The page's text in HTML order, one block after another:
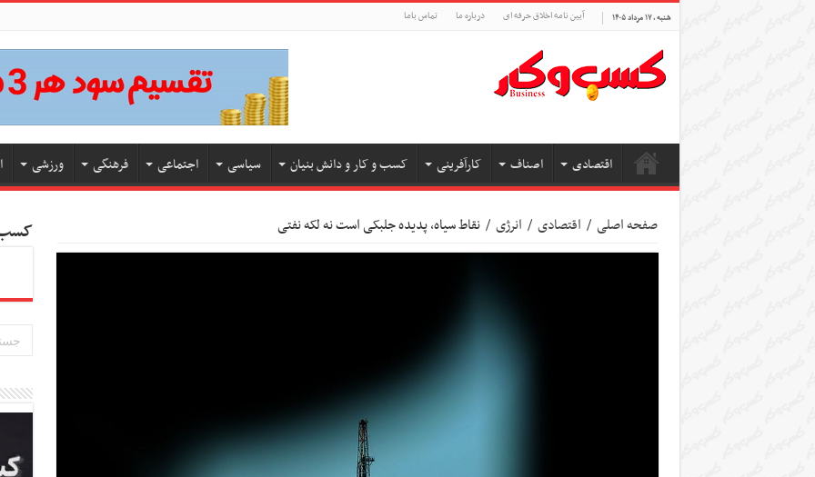
شنبه , ۱۷ مرداد ۱۴۰۵ آیین نامه اخلاق حرفه ای درباره ما تماس باما
اقتصادی اصناف کارآفرینی کسب و کار و دانش بنیان سیاسی اجتماعی فرهنگی ورزشی
صفحه اصلی / اقتصادی / انرژی / نقاط سیاه، پدیده‌ جلبکی است نه لکه نفتی کسب